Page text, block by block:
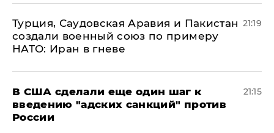
Турция, Саудовская Аравия и Пакистан
создали военный союз по примеру
НАТО: Иран в гневе
21:19
В США сделали еще один шаг к
введению "адских санкций" против
России
21:15